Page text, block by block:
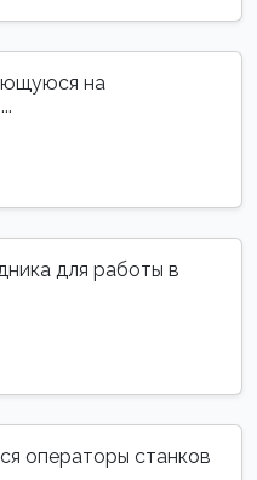
на
для работы в
операторы станков